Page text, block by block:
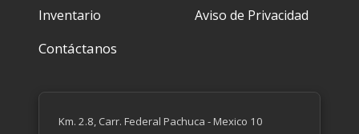
Inventario
Contáctanos
Aviso de Privacidad
Km. 2.8, Carr. Federal Pachuca - Mexico 10